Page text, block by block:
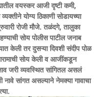
वयस्कर आजी दृष्टी कमी,
योग्य ठिकाणी सोडायच्या
रोजी मौजे. तळंदगे, तालुका
सोय पोलीस पाटील जनाब
केली तर दुसऱ्या दिवशी संदीप पोळ
आरामाची सोय केली व आजींकडून
जरी व्यवस्थित सांगितल असलं
नावे सांगत असल्याने नेमक्या गावाचा